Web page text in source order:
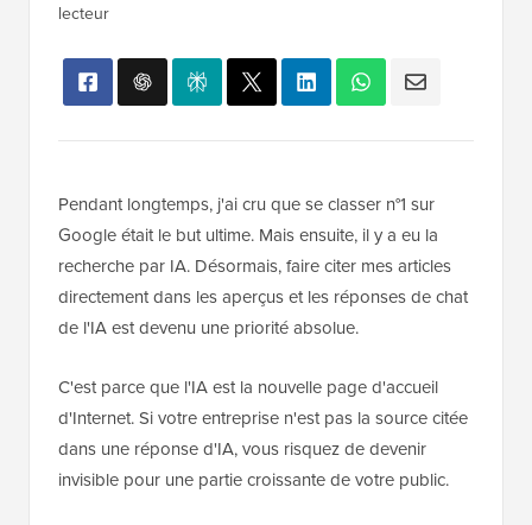
lecteur
Pendant longtemps, j'ai cru que se classer n°1 sur
Google était le but ultime. Mais ensuite, il y a eu la
recherche par IA. Désormais, faire citer mes articles
directement dans les aperçus et les réponses de chat
de l'IA est devenu une priorité absolue.
C'est parce que l'IA est la nouvelle page d'accueil
d'Internet. Si votre entreprise n'est pas la source citée
dans une réponse d'IA, vous risquez de devenir
invisible pour une partie croissante de votre public.